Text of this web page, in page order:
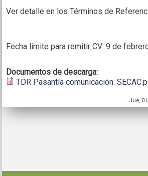
Ver detalle en los Términos de
Fecha límite para remitir CV: 9 de
Documentos de descarga:
TDR Pasantía comunicación.
Jue,